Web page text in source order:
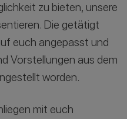
zu bieten, unsere
Die getätigt
euch angepasst und
Vorstellungen aus dem
worden.
mit euch